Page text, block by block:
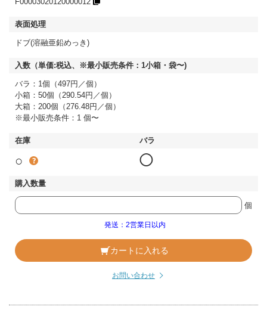
ドブ(溶融亜鉛めっき)
バラ：1個（497円／個）
小箱：50個（290.54円／個）
大箱：200個（276.48円／個）
※最小販売条件：1 個〜
○ ◯
個
発送：2営業日以内
カートに入れる
お問い合わせ